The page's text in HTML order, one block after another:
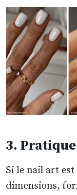
3.
Si le nail art
dimensions,